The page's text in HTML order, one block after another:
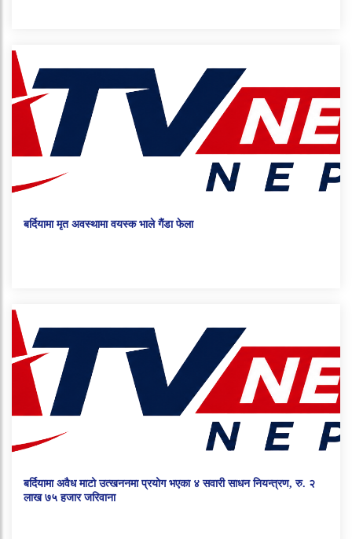
बर्दियामा मृत अवस्थामा वयस्क भाले गैंडा फेला
बर्दियामा अवैध माटो उत्खननमा प्रयोग भएका ४ सवारी साधन नियन्त्रण, रु. २
लाख ७५ हजार जरिवाना